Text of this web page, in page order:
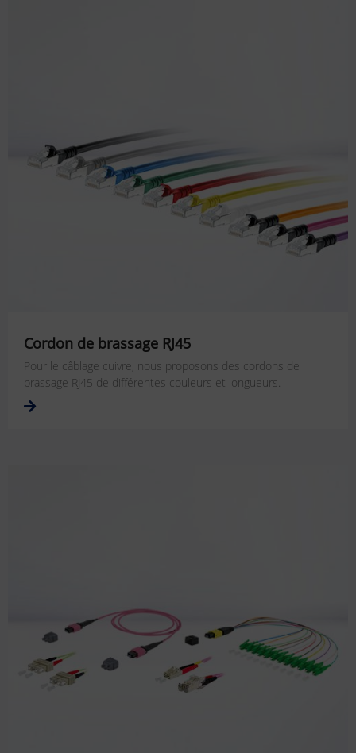
Cordon de brassage RJ45
Pour le câblage cuivre, nous proposons des cordons de
brassage RJ45 de différentes couleurs et longueurs.